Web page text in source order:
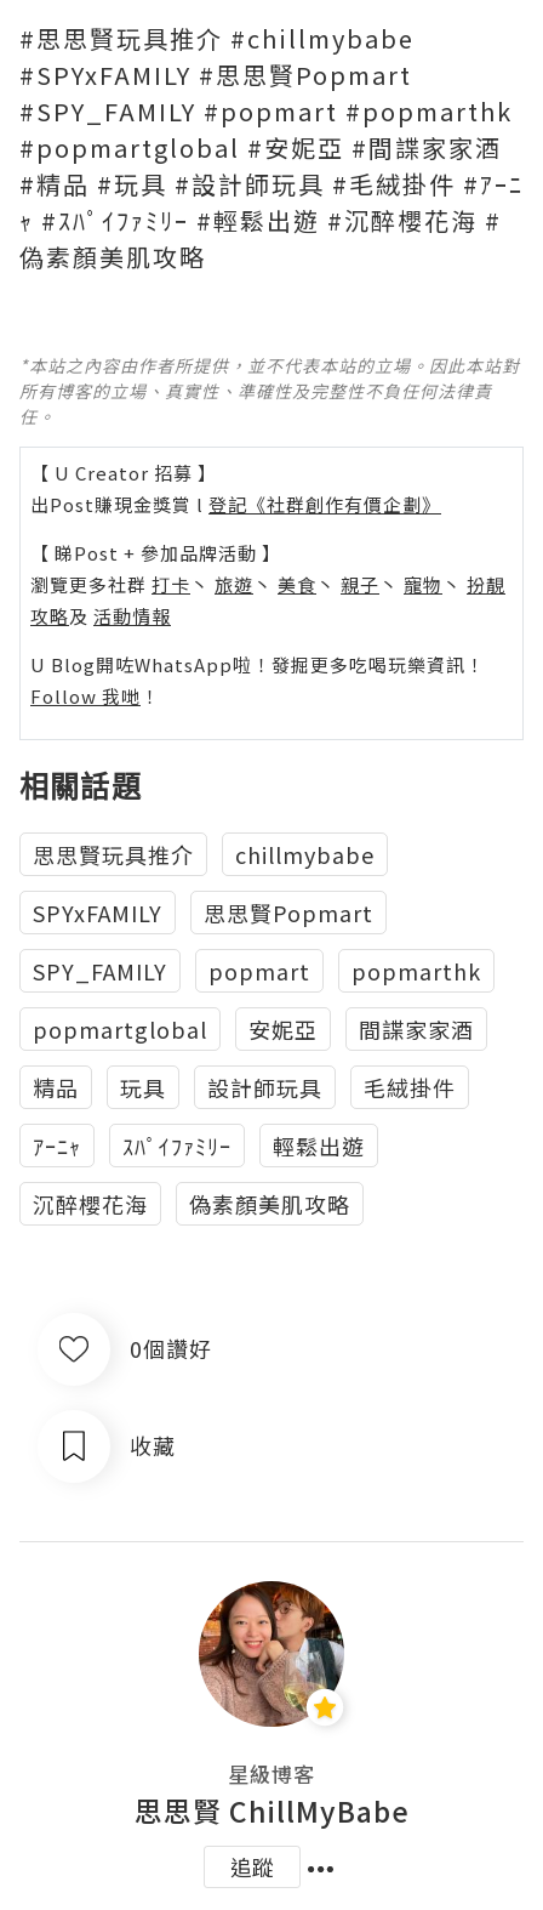
#思思賢玩具推介 #chillmybabe
#SPYxFAMILY #思思賢Popmart
#SPY_FAMILY #popmart #popmarthk
#popmartglobal #安妮亞 #間諜家家酒
#精品 #玩具 #設計師玩具 #毛絨掛件 #ｱｰﾆ
ｬ #ｽﾊﾟｲﾌｧﾐﾘｰ #輕鬆出遊 #沉醉櫻花海 #
偽素顏美肌攻略
*本站之內容由作者所提供，並不代表本站的立場。因此本站對
所有博客的立場、真實性、準確性及完整性不負任何法律責
任。
【 U Creator 招募 】
出Post賺現金獎賞 l 登記《社群創作有價企劃》
【 睇Post + 參加品牌活動 】
瀏覽更多社群 打卡 丶 旅遊 丶 美食 丶 親子 丶 寵物 丶 扮靚
攻略及 活動情報
U Blog開咗WhatsApp啦！發掘更多吃喝玩樂資訊！
Follow 我哋 ！
相關話題
思思賢玩具推介
chillmybabe
SPYxFAMILY
思思賢Popmart
SPY_FAMILY
popmart
popmarthk
popmartglobal
安妮亞
間諜家家酒
精品
玩具 設計師玩具
毛絨掛件
ｱｰﾆｬ
ｽﾊﾟｲﾌｧﾐﾘｰ
輕鬆出遊
沉醉櫻花海
偽素顏美肌攻略
0個讚好
收藏
星級博客
思思賢 ChillMyBabe
追蹤